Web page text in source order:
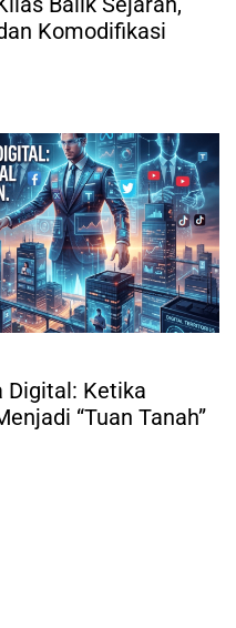
Komodifikasi
Digital: Ketika
“Tuan Tanah”